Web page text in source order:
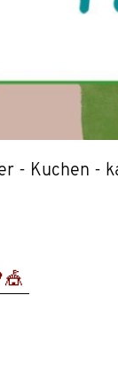
- Kuchen -